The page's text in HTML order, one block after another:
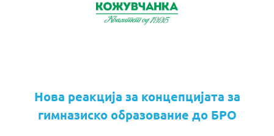
Нова реакција за концепцијата за
гимназиско образование до БРО